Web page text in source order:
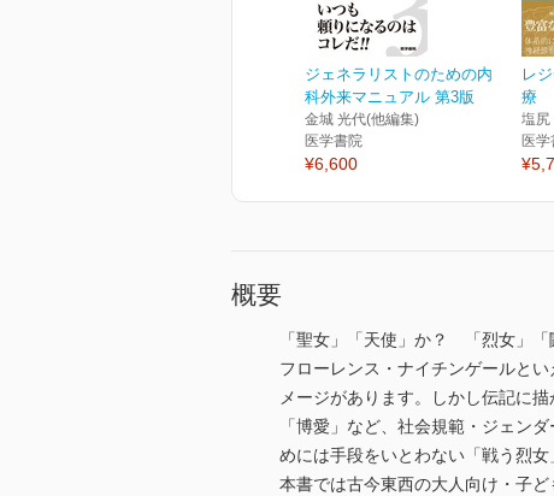
ジェネラリストのための内
科外来マニュアル 第3版
金城 光代(他編集)
医学書院
¥6,600
レ
療
塩尻
医
概要
「聖女」「天使」か？ 「烈女」
フローレンス・ナイチンゲールと
メージがあります。しかし伝記に
「博愛」など、社会規範・ジェン
めには手段をいとわない「戦う烈女
本書では古今東西の大人向け・子